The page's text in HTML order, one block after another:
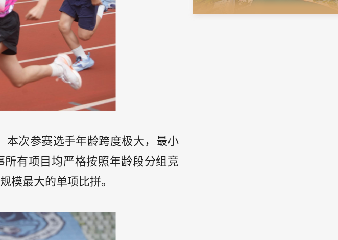
本次参赛选手年龄跨度极大，最小
有项目均严格按照年龄段分组竞
模最大的单项比拼。